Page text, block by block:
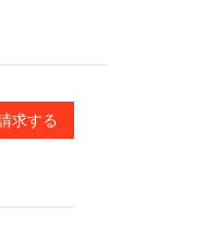
求する